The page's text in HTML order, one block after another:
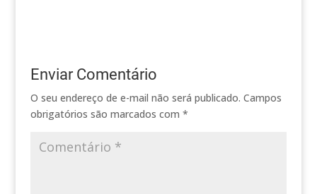
Enviar Comentário
O seu endereço de e-mail não será publicado. Campos
obrigatórios são marcados com *